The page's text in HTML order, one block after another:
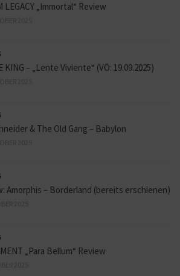
LEGACY „Immortal“ Review
KING – „Lente Viviente“ (VÖ: 19.09.2025)
& The Old Gang – Babylon
Amorphis – Borderland (bereits erschienen)
„Para Bellum“ Review